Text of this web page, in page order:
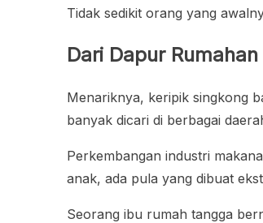
Tidak sedikit orang yang
Dari Dapur
Menariknya, keripik singkong
banyak dicari di berbagai
Perkembangan industri
anak, ada pula yang dibuat
Seorang ibu rumah tangga